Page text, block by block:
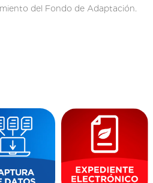
del Fondo de Adaptación.